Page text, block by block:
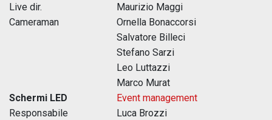
Live dir.
Maurizio Maggi
Cameraman
Ornella Bonaccorsi
Salvatore Billeci
Stefano Sarzi
Leo Luttazzi
Marco Murat
Schermi LED
Event management
Responsabile
Luca Brozzi